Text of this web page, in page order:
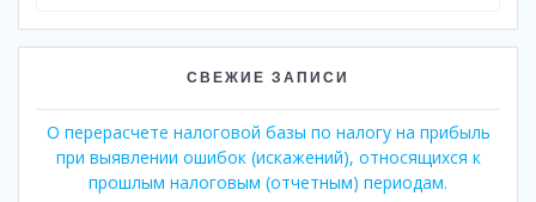
СВЕЖИЕ ЗАПИСИ
О перерасчете налоговой базы по налогу на прибыль
при выявлении ошибок (искажений), относящихся к
прошлым налоговым (отчетным) периодам.